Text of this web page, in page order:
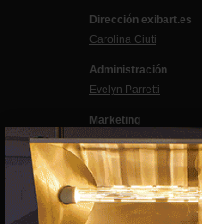
Dirección exibart.es
Carolina Ciuti
Administración
Evelyn Parretti
Marketing
Francesca Grismondi
Programación y
Giovanni Costante
Marcello Moi